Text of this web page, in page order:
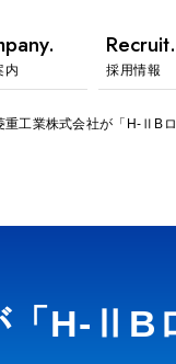
内
Recruit.
採用情報
重工業株式会社が「H-ⅡB
「H-ⅡB